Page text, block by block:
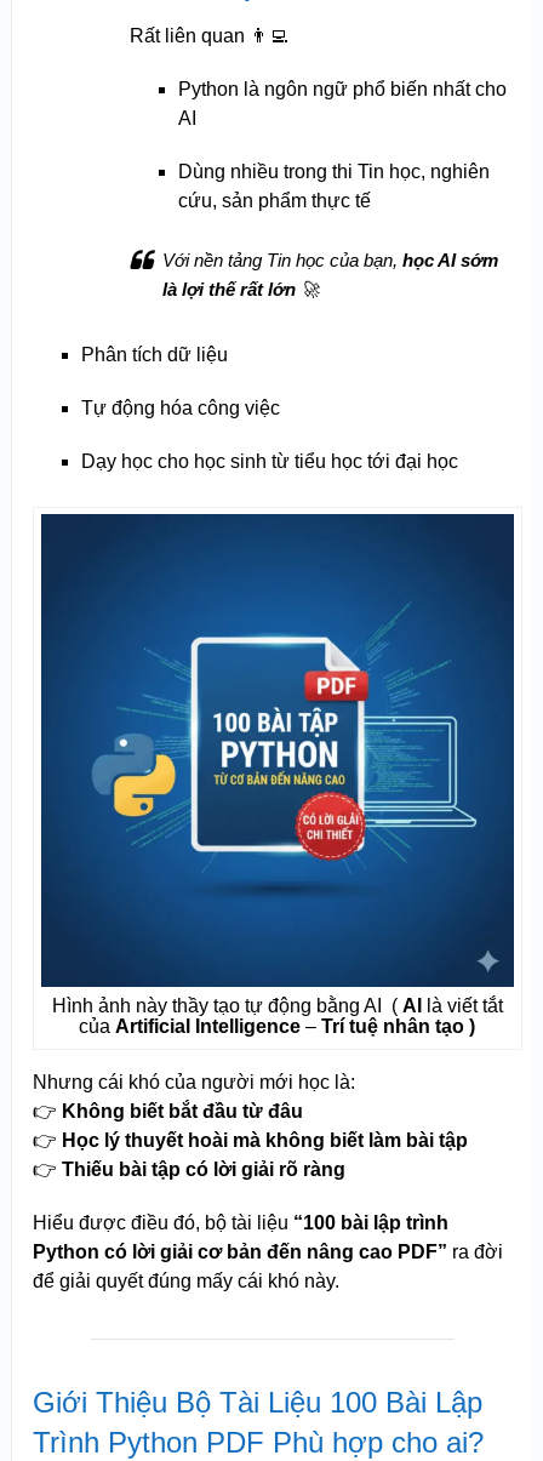
Rất liên quan 👨‍💻
Python là ngôn ngữ phổ biến nhất cho
AI
Dùng nhiều trong thi Tin học, nghiên
cứu, sản phẩm thực tế
Với nền tảng Tin học của bạn, học AI sớm
là lợi thế rất lớn🚀
Phân tích dữ liệu
Tự động hóa công việc
Dạy học cho học sinh từ tiểu học tới đại học
Hình ảnh này thầy tạo tự động bằng AI ( AI
là viết tắt
củaArtificial Intelligence –Trí tuệ nhân tạo )
Nhưng cái khó của người mới học là:
👉 Không biết bắt đầu từ đâu
👉 Học lý thuyết hoài mà không biết làm bài tập
👉 Thiếu bài tập có lời giải rõ ràng
Hiểu được điều đó, bộ tài liệu “100 bài lập trình
Python có lời giải cơ bản đến nâng cao PDF” ra đời
để giải quyết đúng mấy cái khó này.
Giới Thiệu Bộ Tài Liệu 100 Bài Lập
Trình Python PDF Phù hợp cho ai?